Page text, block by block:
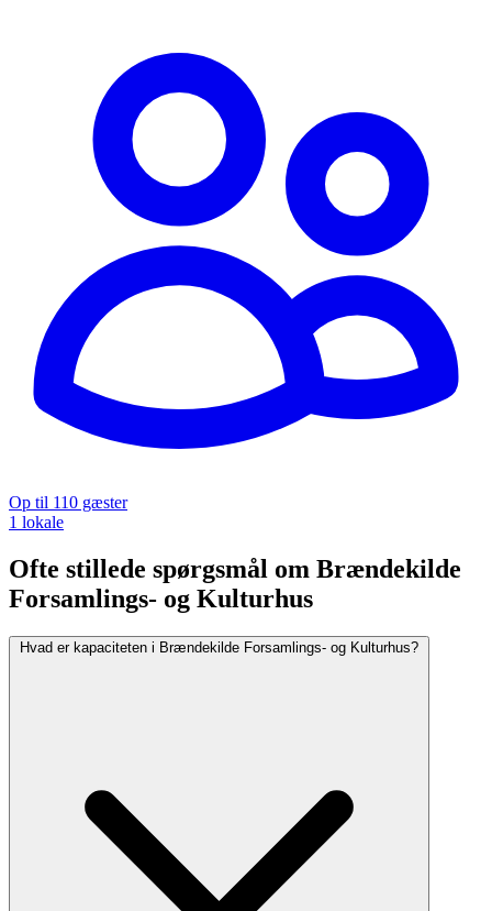
Op til 110 gæster
1 lokale
Ofte stillede spørgsmål om Brændekilde
Forsamlings- og Kulturhus
Hvad er kapaciteten i Brændekilde Forsamlings- og Kulturhus?